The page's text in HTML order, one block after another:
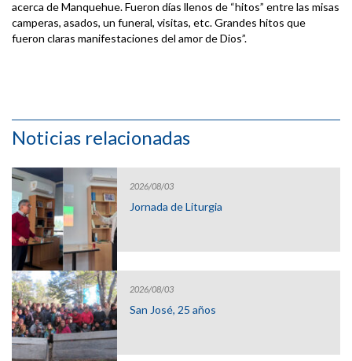
acerca de Manquehue. Fueron días llenos de “hitos” entre las misas
camperas, asados, un funeral, visitas, etc. Grandes hitos que
fueron claras manifestaciones del amor de Dios”.
Noticias relacionadas
2026/08/03
Jornada de Liturgia
2026/08/03
San José, 25 años